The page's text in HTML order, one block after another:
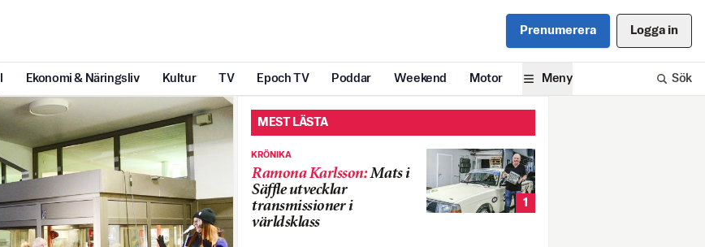
Prenumerera Logga in
Ekonomi & Näringsliv Kultur TV Epoch TV Poddar Weekend Motor Meny Sök
MEST LÄSTA
KRÖNIKA
Ramona Karlsson:Mats i
Säffle utvecklar
transmissioner i
världsklass
1